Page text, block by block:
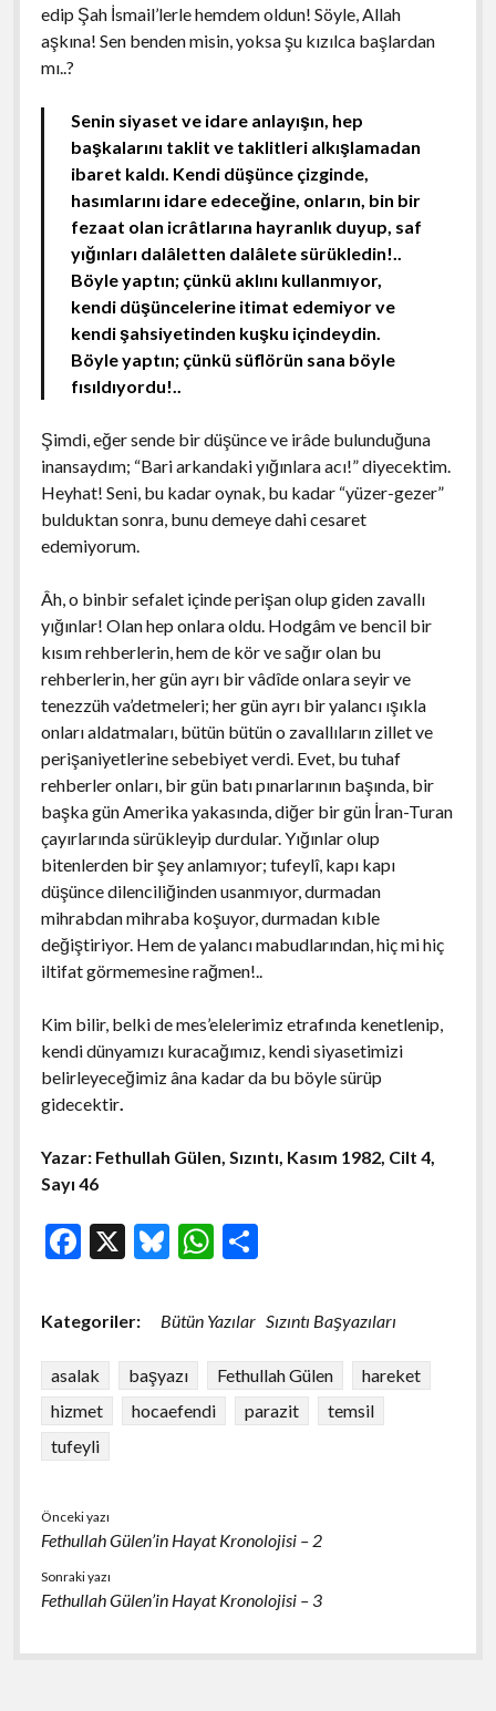
edip Şah İsmail’lerle hemdem oldun! Söyle, Allah
aşkına! Sen benden misin, yoksa şu kızılca başlardan
mı..?
Senin siyaset ve idare anlayışın, hep
başkalarını taklit ve taklitleri alkışlamadan
ibaret kaldı. Kendi düşünce çizginde,
hasımlarını idare edeceğine, onların, bin bir
fezaat olan icrâtlarına hayranlık duyup, saf
yığınları dalâletten dalâlete sürükledin!..
Böyle yaptın; çünkü aklını kullanmıyor,
kendi düşüncelerine itimat edemiyor ve
kendi şahsiyetinden kuşku içindeydin.
Böyle yaptın; çünkü süflörün sana böyle
fısıldıyordu!..
Şimdi, eğer sende bir düşünce ve irâde bulunduğuna
inansaydım; “Bari arkandaki yığınlara acı!” diyecektim.
Heyhat! Seni, bu kadar oynak, bu kadar “yüzer-gezer”
bulduktan sonra, bunu demeye dahi cesaret
edemiyorum.
Âh, o binbir sefalet içinde perişan olup giden zavallı
yığınlar! Olan hep onlara oldu. Hodgâm ve bencil bir
kısım rehberlerin, hem de kör ve sağır olan bu
rehberlerin, her gün ayrı bir vâdîde onlara seyir ve
tenezzüh va’detmeleri; her gün ayrı bir yalancı ışıkla
onları aldatmaları, bütün bütün o zavallıların zillet ve
perişaniyetlerine sebebiyet verdi. Evet, bu tuhaf
rehberler onları, bir gün batı pınarlarının başında, bir
başka gün Amerika yakasında, diğer bir gün İran-Turan
çayırlarında sürükleyip durdular. Yığınlar olup
bitenlerden bir şey anlamıyor; tufeylî, kapı kapı
düşünce dilenciliğinden usanmıyor, durmadan
mihrabdan mihraba koşuyor, durmadan kıble
değiştiriyor. Hem de yalancı mabudlarından, hiç mi hiç
iltifat görmemesine rağmen!..
Kim bilir, belki de mes’elelerimiz etrafında kenetlenip,
kendi dünyamızı kuracağımız, kendi siyasetimizi
belirleyeceğimiz âna kadar da bu böyle sürüp
gidecektir.
Yazar: Fethullah Gülen, Sızıntı, Kasım 1982, Cilt 4,
Sayı 46
F
e
o
o
k
X Bl
es
W
at
A
p
S
ar
Kategoriler: Bütün Yazılar Sızıntı Başyazıları
asalak başyazı Fethullah Gülen
hareket
hizmet
hocaefendi parazit
temsil
tufeyli
Önceki yazı
Fethullah Gülen’in Hayat Kronolojisi – 2
Sonraki yazı
Fethullah Gülen’in Hayat Kronolojisi – 3